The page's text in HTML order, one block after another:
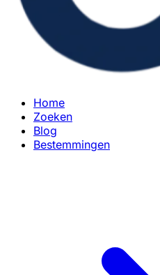
Home
Zoeken
Blog
Bestemmingen